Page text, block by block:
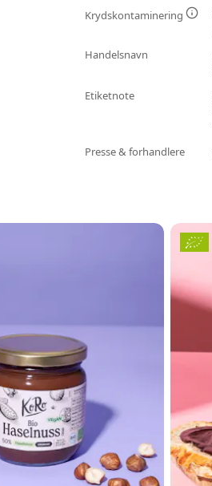
Krydskontaminering
Handelsnavn
Etiketnote
Presse & forhandlere